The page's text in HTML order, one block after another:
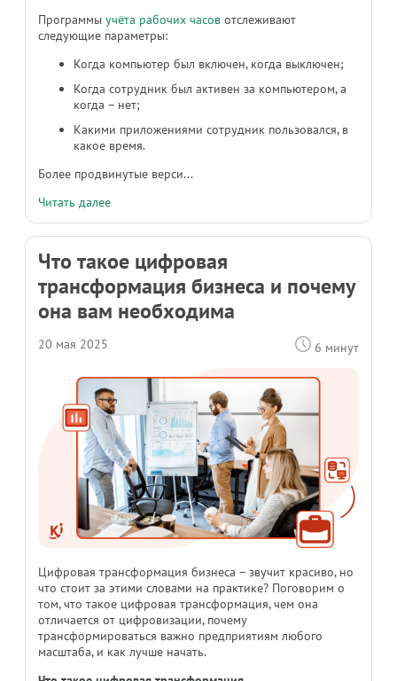
Программы учёта рабочих часов отслеживают
следующие параметры:
Когда компьютер был включен, когда выключен;
Когда сотрудник был активен за компьютером, а
когда – нет;
Какими приложениями сотрудник пользовался, в
какое время.
Более продвинутые верси...
Читать далее
Что такое цифровая
трансформация бизнеса и почему
она вам необходима
20 мая 2025 6 минут
Цифровая трансформация бизнеса – звучит красиво, но
что стоит за этими словами на практике? Поговорим о
том, что такое цифровая трансформация, чем она
отличается от цифровизации, почему
трансформироваться важно предприятиям любого
масштаба, и как лучше начать.